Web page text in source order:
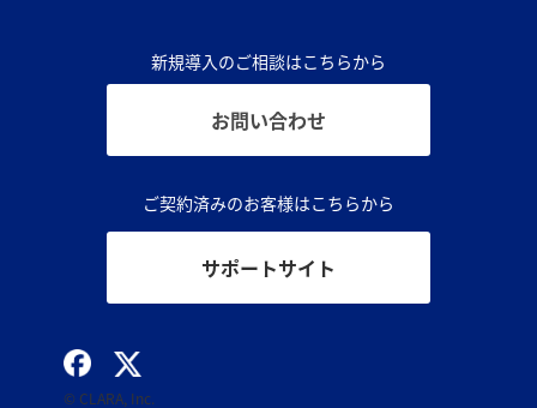
新規導入のご相談はこちらから
お問い合わせ
ご契約済みのお客様はこちらから
サポートサイト
© CLARA, Inc.